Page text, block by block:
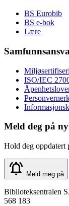
BS Eurobib
BS e-bok
Lære
ISO/IEC
Meld deg på
Hold deg oppdatert
Meld meg på
Biblioteksentralen
568 183